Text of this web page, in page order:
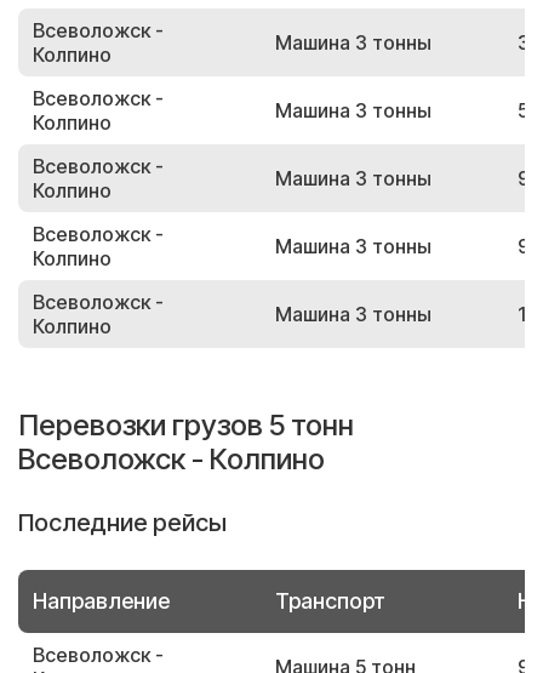
Всеволожск -
Колпино
Машина 3 тонны
Всеволожск -
Колпино
Машина 3 тонны
Всеволожск -
Колпино
Машина 3 тонны
Всеволожск -
Колпино
Машина 3 тонны
Всеволожск -
Колпино
Машина 3 тонны
Перевозки грузов 5 тонн
Всеволожск - Колпино
Последние рейсы
Направление Транспорт
Всеволожск -
Машина 5 тонн